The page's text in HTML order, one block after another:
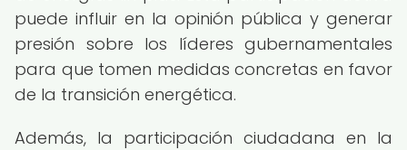
puede influir en la opinión pública y generar
presión sobre los líderes gubernamentales
para que tomen medidas concretas en favor
de la transición energética.
Además, la participación ciudadana en la